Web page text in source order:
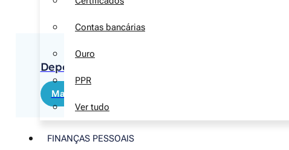
Contas bancárias
Ouro
PPR
Ver tudo
FINANÇAS PESSOAIS
Depósito Mais Relação Bankinter 3 meses
Mais informações